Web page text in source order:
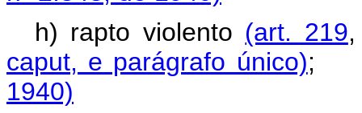
h) rapto violento (art. 219
caput, e parágrafo único)
1940)